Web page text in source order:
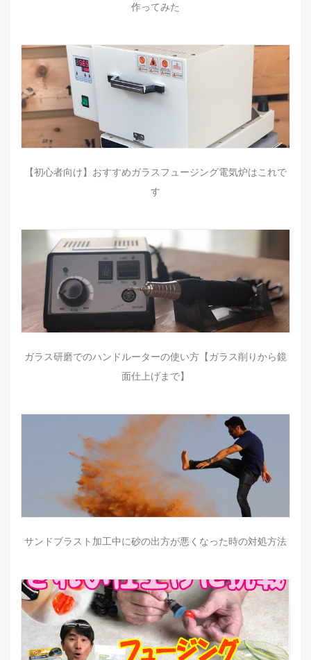
作ってみた
【初心者向け】おすすめガラスフュージング電気炉はこれで
す
ガラス研磨でのハンドルーターの使い方【ガラス削りから鏡
面仕上げまで】
サンドブラスト加工中に砂の出方が悪くなった時の対処方法